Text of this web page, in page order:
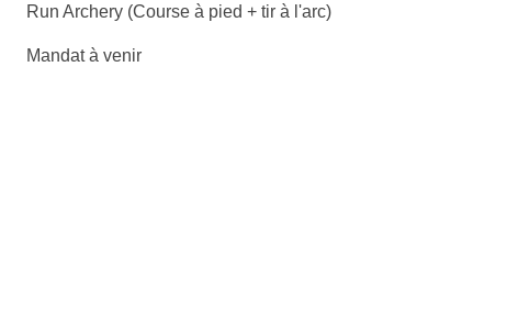
Run Archery (Course à pied + tir à l'arc)
Mandat à venir